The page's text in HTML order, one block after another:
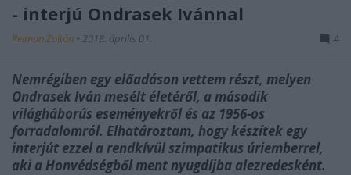
- interjú Ondrasek Ivánnal
Reiman Zoltán • 2018. április 01. 4
Nemrégiben egy előadáson vettem részt, melyen
Ondrasek Iván mesélt életéről, a második
világháborús eseményekről és az 1956-os
forradalomról. Elhatároztam, hogy készítek egy
interjút ezzel a rendkívül szimpatikus úriemberrel,
aki a Honvédségből ment nyugdíjba alezredesként.